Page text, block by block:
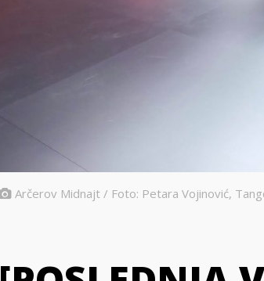
Arčerov Midnajt / Foto: Petara Vojinović,